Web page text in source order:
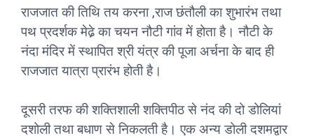
राजजात की तिथि तय करना ,राज छंतौली का शुभारंभ तथा
पथ प्रदर्शक मेढे़ का चयन नौटी गांव में होता है। नौटी के
नंदा मंदिर में स्थापित श्री यंत्र की पूजा अर्चना के बाद ही
राजजात यात्रा प्रारंभ होती है।
दूसरी तरफ की शक्तिशाली शक्तिपीठ से नंद की दो डोलियां
दशोली तथा बधाण से निकलती है। एक अन्य डोली दशमद्वार